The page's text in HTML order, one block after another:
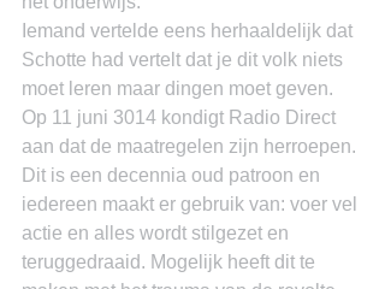
Iemand vertelde eens herhaaldelijk dat
Schotte had vertelt dat je dit volk niets
moet leren maar dingen moet geven.
Op 11 juni 3014 kondigt Radio Direct
aan dat de maatregelen zijn herroepen.
Dit is een decennia oud patroon en
iedereen maakt er gebruik van: voer vel
actie en alles wordt stilgezet en
teruggedraaid. Mogelijk heeft dit te